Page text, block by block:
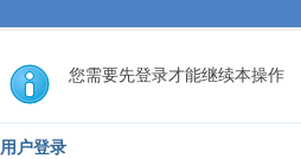
索
大发取钱
您需要先登录才能继续本操作
用户登录